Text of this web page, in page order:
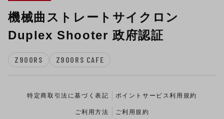
機械曲ストレートサイクロン
Duplex Shooter 政府認証
Z900RS Z900RS CAFE
特定商取引法に基づく表記 ポイントサービス利用規約
ご利用方法 ご利用規約